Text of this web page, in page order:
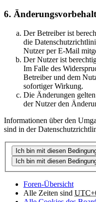
6. Änderungsvorbehalt
Der Betreiber ist
die
Nutzer per E-Mail
Der Nutzer ist
Im Falle des
Betreiber und dem
sofortiger Wirkung.
Die Änderungen
der Nutzer den
Informationen über den
sind in der
Foren-Übersicht
Alle Zeiten sind